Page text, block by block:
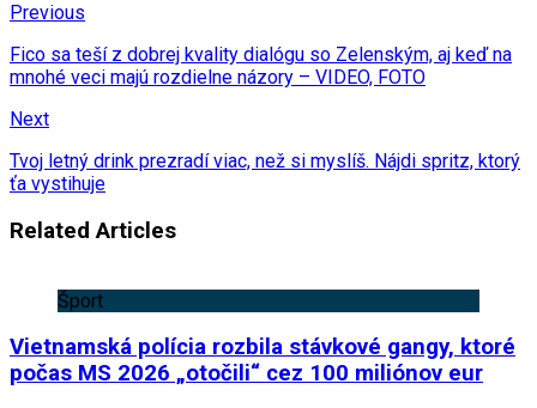
Previous
Fico sa teší z dobrej kvality dialógu so Zelenským, aj keď na
mnohé veci majú rozdielne názory – VIDEO, FOTO
Next
Tvoj letný drink prezradí viac, než si myslíš. Nájdi spritz, ktorý
ťa vystihuje
Related Articles
Šport
Vietnamská polícia rozbila stávkové gangy, ktoré
počas MS 2026 „otočili“ cez 100 miliónov eur